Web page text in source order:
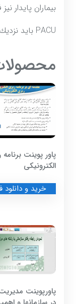
بيماران پايدار
PACU بايد نزديك اتاق عمل باشد.
پاور پوینت
الکترونیکی
خرید و دانلود
پاورپوینت